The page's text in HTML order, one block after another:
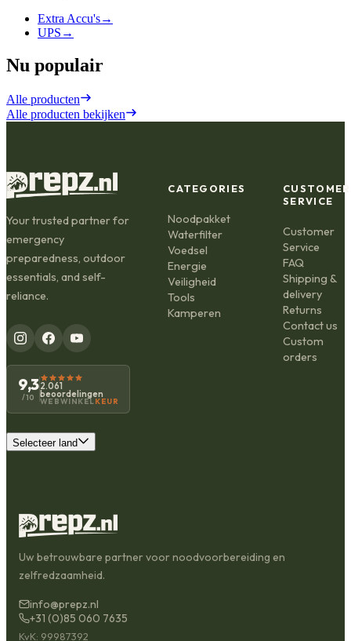
Extra Accu's→
UPS →
Nu populair
Alle producten
Alle producten bekijken
Your trusted partner for
emergency
preparedness, outdoor
essentials, and self-
reliance.
9,3
/10
2.061
beoordelingen
WEBWINKEL KEUR
Selecteer land
CATEGORIES
Noodpakket
Waterfilter
Voedsel
Energie
Veiligheid
Tools
Kamperen
CUSTOMER
SERVICE
Customer
Service
FAQ
Shipping &
delivery
Returns
Contact us
Custom
orders
Uw betrouwbare partner voor noodvoorbereiding en
zelfredzaamheid.
info@prepz.nl
+31 (0)85 060 7635
KvK: 99987392